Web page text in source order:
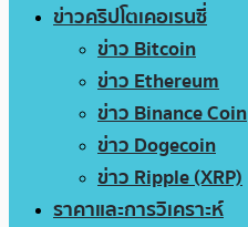
ข่าวคริปโตเคอเรนซี่
ข่าว Bitcoin
ข่าว Ethereum
ข่าว Binance Coin
ข่าว Dogecoin
ข่าว Ripple (XRP)
ราคาและการวิเคราะห์